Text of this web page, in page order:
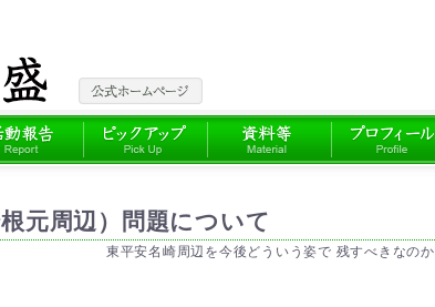
元周辺）問題について
東平安名崎周辺を今後どういう姿で 残すべきなのか